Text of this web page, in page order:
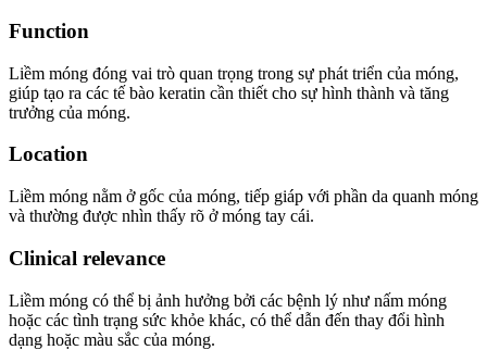
Function
Liềm móng đóng vai trò quan trọng trong sự phát triển của móng,
giúp tạo ra các tế bào keratin cần thiết cho sự hình thành và tăng
trưởng của móng.
Location
Liềm móng nằm ở gốc của móng, tiếp giáp với phần da quanh móng
và thường được nhìn thấy rõ ở móng tay cái.
Clinical relevance
Liềm móng có thể bị ảnh hưởng bởi các bệnh lý như nấm móng
hoặc các tình trạng sức khỏe khác, có thể dẫn đến thay đổi hình
dạng hoặc màu sắc của móng.